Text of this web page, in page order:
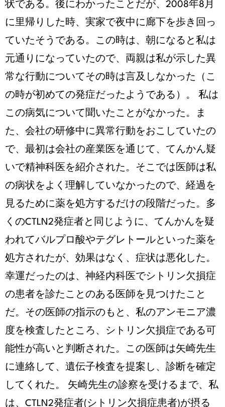
状である。後にわかったことだが、2008年8月
に里帰りした時、実家で夜中に廊下を歩き回っ
ていたそうである。この時は、朝になると私は
元通りになっていたので、両親は私が示した異
常な行動についてその時は言及しなかった（こ
の時が初めての発症だったようである）。 私は
この病気について聞いたことがなかった。ま
た、会社の研修中に異常行動をおこしていたの
で、最初は会社の産業医を通じて、てんかん疑
いで精神科医を紹介された。そこでは医師は私
の病状をよく理解していなかったので、経過を
見るために薬を処方するだけの段階だった。多
くのCTLN2発症者と同じように、てんかんを疑
われてバルプロ酸やテグレトールといった薬を
処方されたが、効果はなく、症状は悪化した。
幸運だったのは、神経内科医でシトリン欠損症
の患者を診たことのある医師を見つけたこと
だ。その医師の指示のもと、私のアンモニア濃
度を検査したところ、シトリン欠損症である可
能性が高いと判断された。この医師は矢崎先生
に連絡して、遺伝子検査を提案し、診断を確定
してくれた。 矢崎先生の診察を受けるまで、私
は、CTLN2発症者(シトリン欠損症患者)が摂る